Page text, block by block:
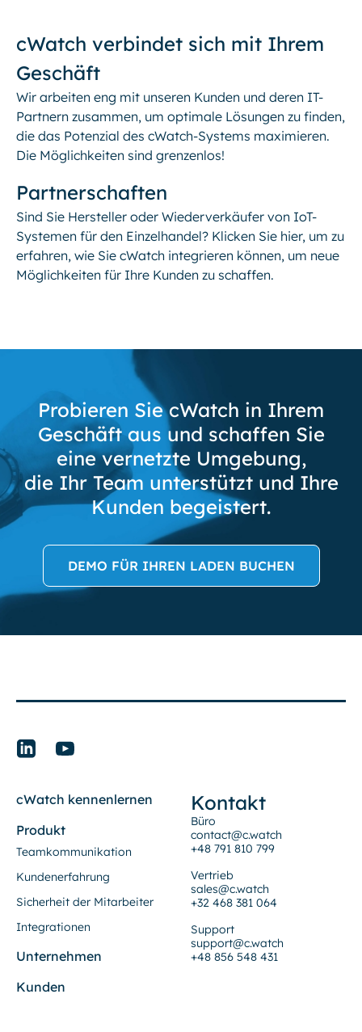
cWatch verbindet sich mit Ihrem
Geschäft
Wir arbeiten eng mit unseren Kunden und deren IT-
Partnern zusammen, um optimale Lösungen zu finden,
die das Potenzial des cWatch-Systems maximieren.
Die Möglichkeiten sind grenzenlos!
Partnerschaften
Sind Sie Hersteller oder Wiederverkäufer von IoT-
Systemen für den Einzelhandel? Klicken Sie hier, um zu
erfahren, wie Sie cWatch integrieren können, um neue
Möglichkeiten für Ihre Kunden zu schaffen.
Probieren Sie cWatch in Ihrem
Geschäft aus und schaffen Sie
eine vernetzte Umgebung,
die Ihr Team unterstützt und Ihre
Kunden begeistert.
DEMO FÜR IHREN LADEN BUCHEN
cWatch kennenlernen
Produkt
Teamkommunikation
Kundenerfahrung
Sicherheit der Mitarbeiter
Integrationen
Unternehmen
Kunden
Kontakt
Büro
contact@c.watch
+48 791 810 799
Vertrieb
sales@c.watch
+32 468 381 064
Support
support@c.watch
+48 856 548 431